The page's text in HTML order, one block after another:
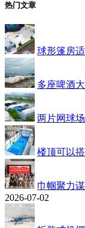
热门文章
球形篷房
多座啤酒
两片网球
楼顶可以
巾帼聚力
2026-07-02